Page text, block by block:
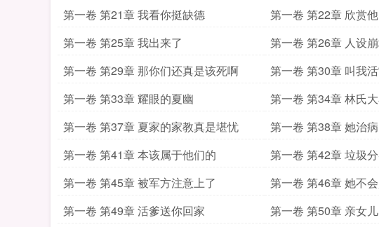
第一卷 第21章 我看你挺缺德
第一卷 第22章 欣赏
第一卷 第25章 我出来了
第一卷 第26章 人设
第一卷 第29章 那你们还真是该死啊
第一卷 第30章 叫我
第一卷 第33章 耀眼的夏幽
第一卷 第34章 林氏
第一卷 第37章 夏家的家教真是堪忧
第一卷 第38章 她治
第一卷 第41章 本该属于他们的
第一卷 第42章 垃圾
第一卷 第45章 被军方注意上了
第一卷 第46章 她不
第一卷 第49章 活爹送你回家
第一卷 第50章 亲女